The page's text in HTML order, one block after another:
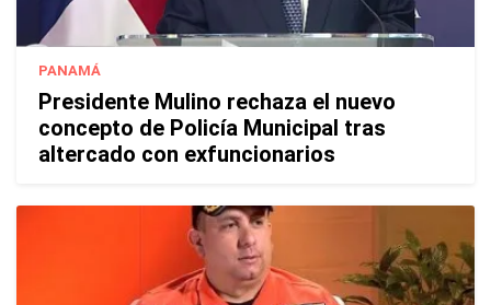
PANAMÁ
Presidente Mulino rechaza el nuevo
concepto de Policía Municipal tras
altercado con exfuncionarios